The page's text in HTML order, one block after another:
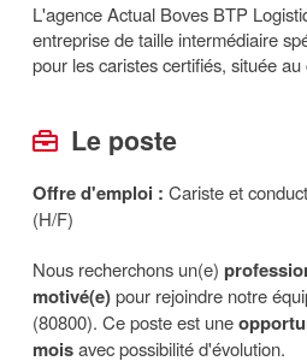
L'agence Actual Boves BTP
entreprise de taille intermédiaire
pour les caristes certifiés, située
Le poste
Offre d'emploi : Cariste et
(H/F)
Nous recherchons un(e)
motivé(e)pour rejoindre notre
(80800). Ce poste est une
moisavec possibilité d'évolution.